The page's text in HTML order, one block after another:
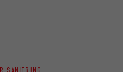
SANIERUNG
keine